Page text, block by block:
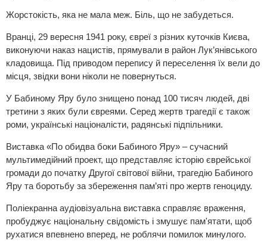
Жорстокість, яка не мала меж. Біль, що не забудеться.
Вранці, 29 вересня 1941 року, євреї з різних куточків Києва,
виконуючи наказ нацистів, прямували в район Лук’янівського
кладовища. Під приводом перепису й переселення їх вели до
місця, звідки вони ніколи не повернуться.
У Бабиному Яру було знищено понад 100 тисяч людей, дві
третини з яких були євреями. Серед жертв трагедії є також
роми, українські націоналісти, радянські підпільники.
Виставка «По обидва боки Бабиного Яру» – сучасний
мультимедійний проект, що представляє історію єврейської
громади до початку Другої світової війни, трагедію Бабиного
Яру та боротьбу за збереження пам’яті про жертв геноциду.
Поліекранна аудіовізуальна виставка справляє враження,
пробуджує національну свідомість і змушує пам'ятати, щоб
рухатися впевнено вперед, не роблячи помилок минулого.